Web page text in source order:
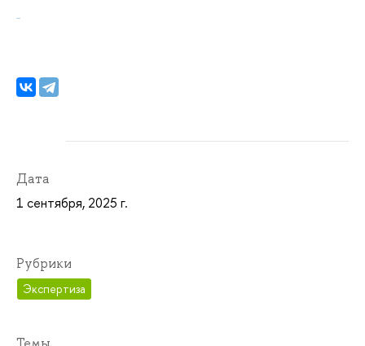
Дата
1 сентября, 2025 г.
Рубрики
Экспертиза